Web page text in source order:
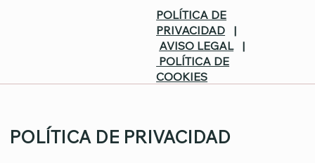
POLÍTICA DE
PRIVACIDAD |
AVISO LEGAL|
POLÍTICA DE
COOKIES
POLÍTICA DE PRIVACIDAD